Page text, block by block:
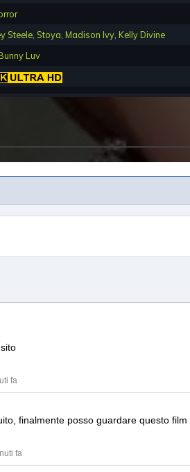
Steele, Stoya, Madison Ivy, Kelly Divine
Luv
fa
finalmente posso guardare questo film
fa